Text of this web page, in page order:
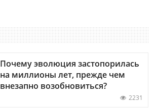
Почему эволюция застопорилась
на миллионы лет, прежде чем
внезапно возобновиться?
2231